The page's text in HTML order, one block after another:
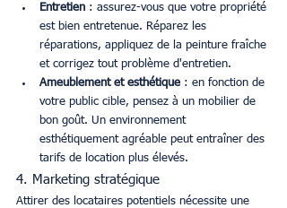
Entretien : assurez-vous que votre propriété
est bien entretenue. Réparez les
réparations, appliquez de la peinture fraîche
et corrigez tout problème d'entretien.
Ameublement et esthétique : en fonction de
votre public cible, pensez à un mobilier de
bon goût. Un environnement
esthétiquement agréable peut entraîner des
tarifs de location plus élevés.
4. Marketing stratégique
Attirer des locataires potentiels nécessite une